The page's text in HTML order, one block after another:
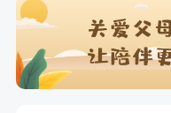
陆**
4分钟前
刘**
6分钟前
王**